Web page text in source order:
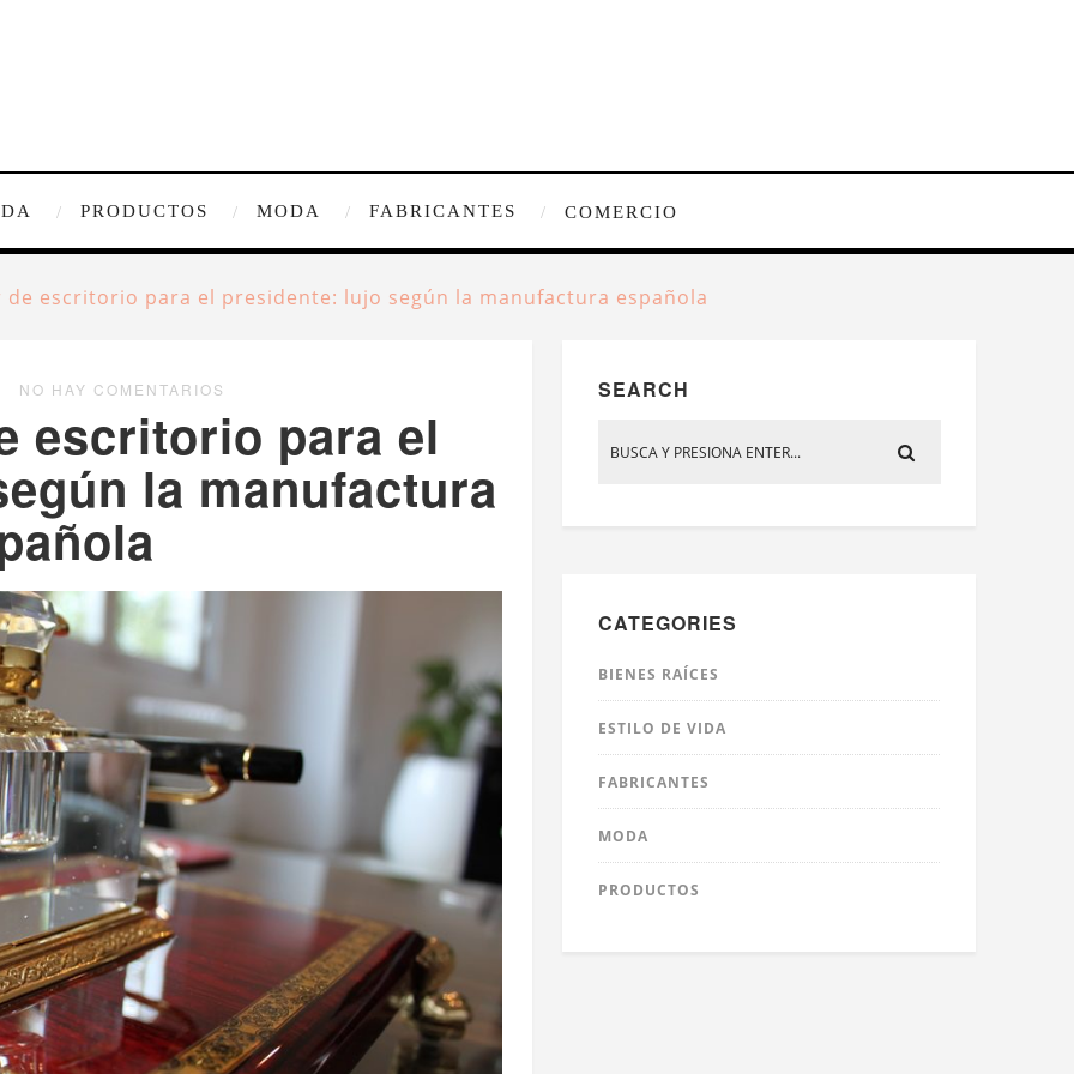
PRODUCTOS MODA FABRICANTES COMERCIO
de escritorio para el presidente: lujo según la manufactura española
NO HAY COMENTARIOS
escritorio para el
la manufactura
SEARCH
CATEGORIES
BIENES RAÍCES
ESTILO DE VIDA
FABRICANTES
MODA
PRODUCTOS